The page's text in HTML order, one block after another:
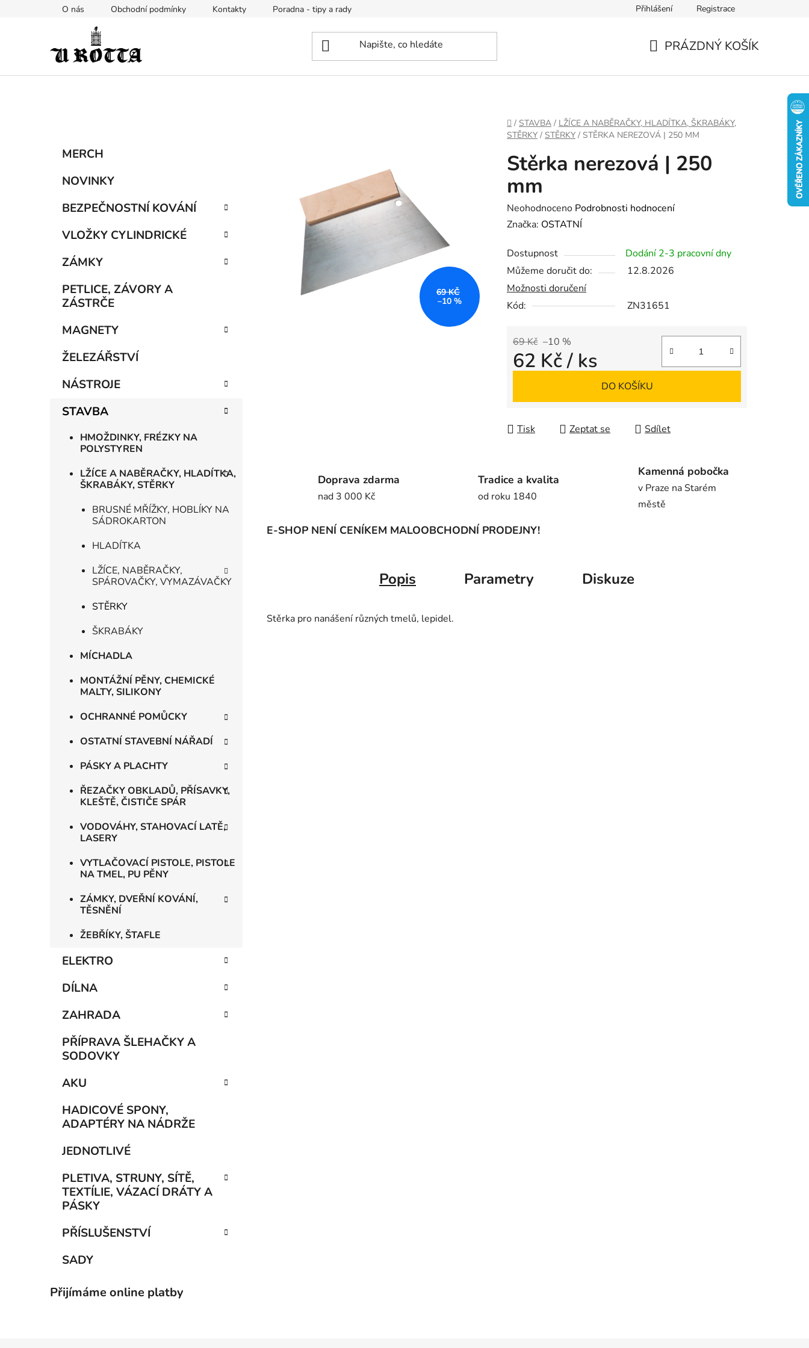
O nás Obchodní podmínky Kontakty Poradna - tipy a rady Přihlášení Registrace
PRÁZDNÝ KOŠÍK
DOMŮ
/ STAVBA / LŽÍCE A NABĚRAČKY, HLADÍTKA, ŠKRABÁKY,
STĚRKY / STĚRKY / STĚRKA NEREZOVÁ | 250 MM
Přeskočit
kategorie
MERCH
NOVINKY
BEZPEČNOSTNÍ KOVÁNÍ
VLOŽKY CYLINDRICKÉ
ZÁMKY
PETLICE, ZÁVORY A
ZÁSTRČE
MAGNETY
ŽELEZÁŘSTVÍ
NÁSTROJE
STAVBA
HMOŽDINKY, FRÉZKY NA
POLYSTYREN
LŽÍCE A NABĚRAČKY, HLADÍTKA,
ŠKRABÁKY, STĚRKY
BRUSNÉ MŘÍŽKY, HOBLÍKY NA
SÁDROKARTON
HLADÍTKA
LŽÍCE, NABĚRAČKY,
SPÁROVAČKY, VYMAZÁVAČKY
STĚRKY
ŠKRABÁKY
MÍCHADLA
MONTÁŽNÍ PĚNY, CHEMICKÉ
MALTY, SILIKONY
OCHRANNÉ POMŮCKY
OSTATNÍ STAVEBNÍ NÁŘADÍ
PÁSKY A PLACHTY
ŘEZAČKY OBKLADŮ, PŘÍSAVKY,
KLEŠTĚ, ČISTIČE SPÁR
VODOVÁHY, STAHOVACÍ LATĚ,
LASERY
VYTLAČOVACÍ PISTOLE, PISTOLE
NA TMEL, PU PĚNY
ZÁMKY, DVEŘNÍ KOVÁNÍ,
TĚSNĚNÍ
ŽEBŘÍKY, ŠTAFLE
ELEKTRO
DÍLNA
ZAHRADA
PŘÍPRAVA ŠLEHAČKY A
SODOVKY
AKU
HADICOVÉ SPONY,
ADAPTÉRY NA NÁDRŽE
JEDNOTLIVÉ
PLETIVA, STRUNY, SÍTĚ,
TEXTÍLIE, VÁZACÍ DRÁTY A
PÁSKY
PŘÍSLUŠENSTVÍ
SADY
Přijímáme online platby
Stěrka nerezová | 250
mm
Průměrné
hodnocení
je
0,0
z
5
Neohodnoceno Podrobnosti hodnocení
Značka: OSTATNÍ
Dostupnost
Dodání 2-3 pracovní dny
Můžeme doručit do:
12.8.2026
Možnosti doručení
Kód:
ZN31651
69 Kč –10 %
62 Kč/ ks
DO KOŠÍKU
Tisk Zeptat se Sdílet
69 KČ
–10 %
Doprava zdarma
nad 3 000 Kč
Tradice a kvalita
od roku 1840
Kamenná pobočka
v Praze na Starém
městě
E-SHOP NENÍ CENÍKEM MALOOBCHODNÍ PRODEJNY!
Popis Parametry Diskuze
Stěrka pro nanášení různých tmelů, lepidel.